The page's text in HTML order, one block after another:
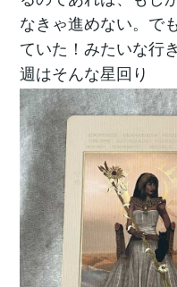
なきゃ進めない。で
ていた！みたいな行
週はそんな星回り